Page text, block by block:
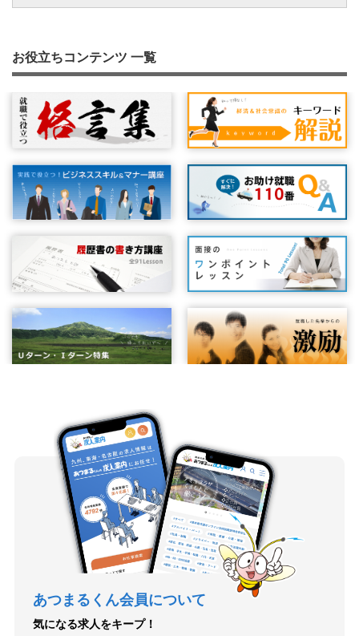
会社は急には変われない！
己を知る
習うより慣れろ！
会社を選ぶ基準は？
自信を持とう
転職活動のスケジュール
夢はありますか？
仕事はひとりではできない
他人からの評価を知る
お役立ちコンテンツ 一覧
あつまるくん会員について
気になる求人をキープ！